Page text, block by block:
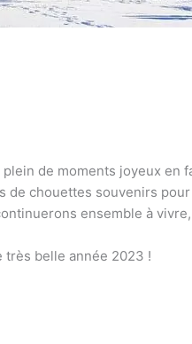
de moments joyeux en
de chouettes souvenirs
ensemble à
très belle année 2023 !